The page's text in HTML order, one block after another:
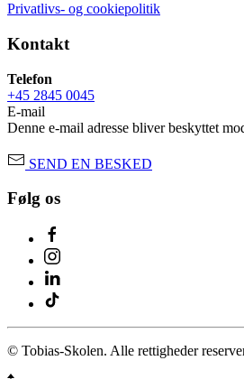
Privatlivs- og cookiepolitik
Kontakt
Telefon
+45 2845 0045
E-mail
Denne e-mail adresse bliver beskyttet
SEND EN BESKED
Følg os
© Tobias-Skolen. Alle rettigheder